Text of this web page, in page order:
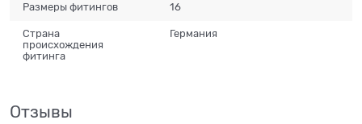
Размеры фитингов 16
Страна
происхождения
фитинга
Германия
Отзывы